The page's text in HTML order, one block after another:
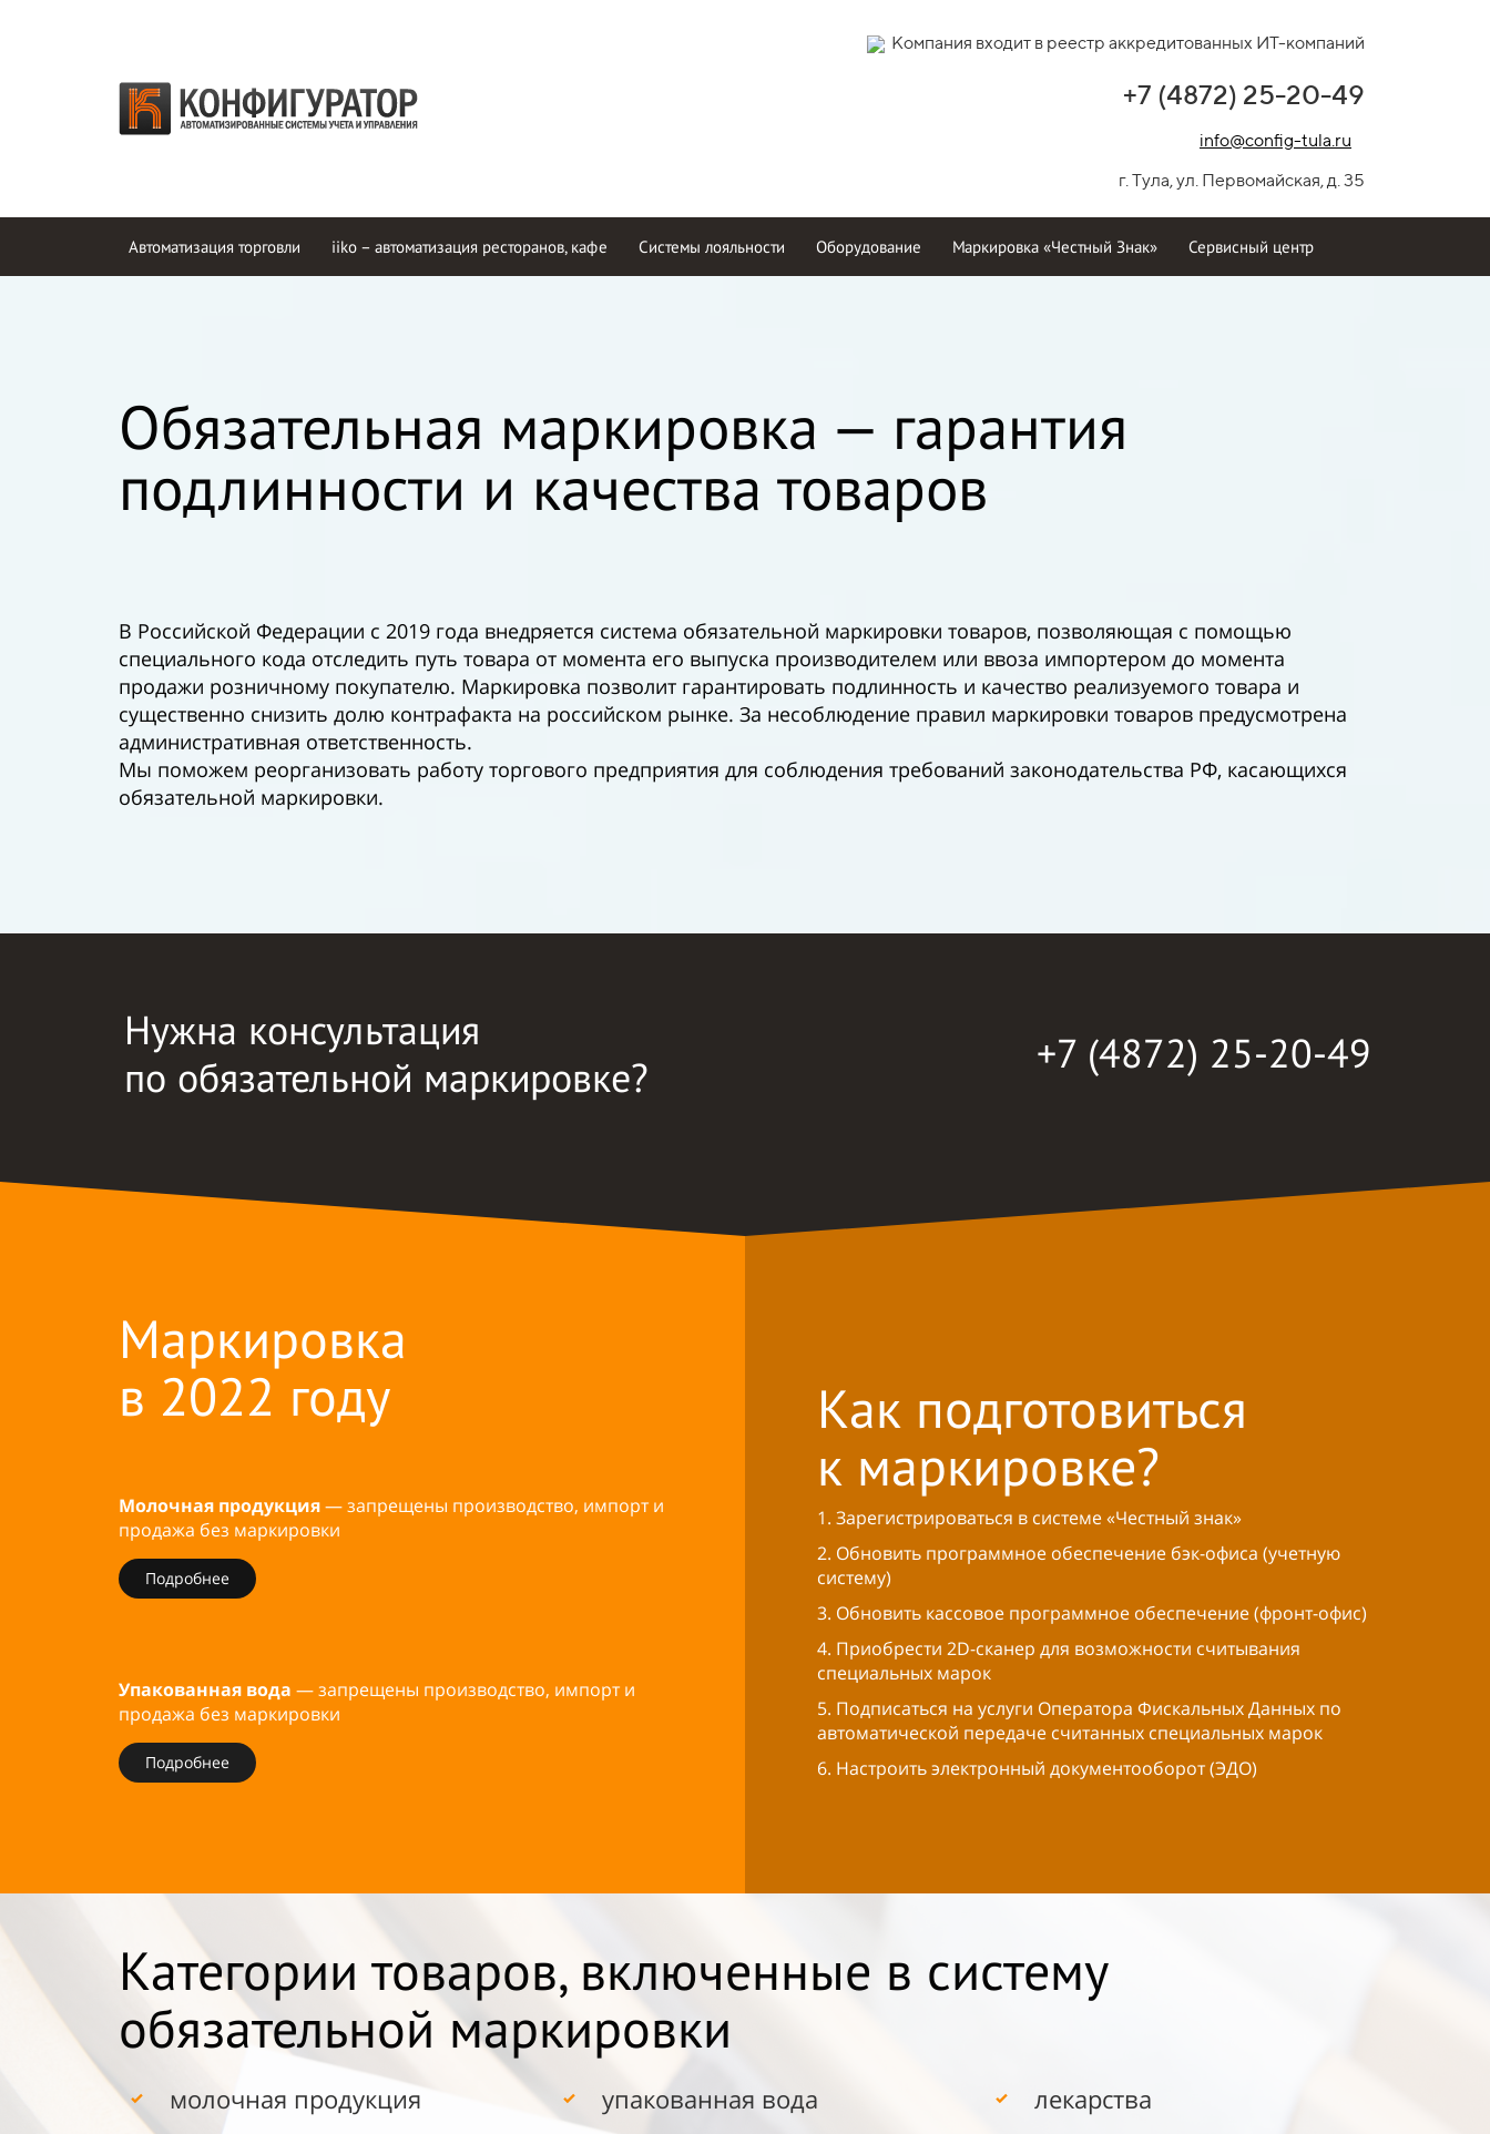
Компания входит в реестр аккредитованных ИТ-компаний
+7 (4872) 25-20-49
info@config-tula.ru
г. Тула, ул. Первомайская, д. 35
Автоматизация торговли iiko – автоматизация ресторанов, кафе Системы лояльности Оборудование Маркировка «Честный Знак» Сервисный центр
Обязательная маркировка — гарантия
подлинности и качества товаров
В Российской Федерации с 2019 года внедряется система обязательной маркировки товаров, позволяющая с помощью
специального кода отследить путь товара от момента его выпуска производителем или ввоза импортером до момента
продажи розничному покупателю. Маркировка позволит гарантировать подлинность и качество реализуемого товара и
существенно снизить долю контрафакта на российском рынке. За несоблюдение правил маркировки товаров предусмотрена
административная ответственность.
Мы поможем реорганизовать работу торгового предприятия для соблюдения требований законодательства РФ, касающихся
обязательной маркировки.
Нужна консультация
по обязательной маркировке?
+7 (4872) 25-20-49
Маркировка
в 2022 году
Молочная продукция— запрещены производство, импорт и
продажа без маркировки
Подробнее
Упакованная вода — запрещены производство, импорт и
продажа без маркировки
Подробнее
Как подготовиться
к маркировке?
1. Зарегистрироваться в системе «Честный знак»
2. Обновить программное обеспечение бэк-офиса (учетную
систему)
3. Обновить кассовое программное обеспечение (фронт-офис)
4. Приобрести 2D-сканер для возможности считывания
специальных марок
5. Подписаться на услуги Оператора Фискальных Данных по
автоматической передаче считанных специальных марок
6. Настроить электронный документооборот (ЭДО)
Категории товаров, включенные в систему
обязательной маркировки
молочная продукция упакованная вода лекарства​​​​